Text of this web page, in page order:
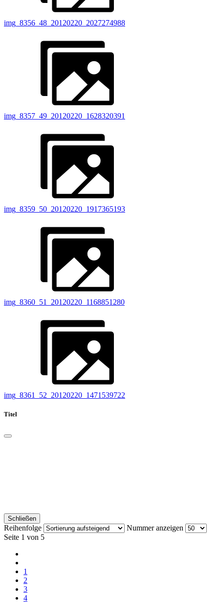
img_8356_48_20120220_2027274988
img_8357_49_20120220_1628320391
img_8359_50_20120220_1917365193
img_8360_51_20120220_1168851280
img_8361_52_20120220_1471539722
Titel
Schließen
Reihenfolge
Nummer anzeigen
Seite 1 von 5
1
2
3
4